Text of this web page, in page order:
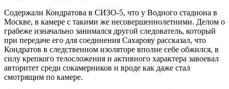
Содержали Кондратова в СИЗО-5, что у Водного стадиона в
Москве, в камере с такими же несовершеннолетними. Делом о
грабеже изначально занимался другой следователь, который
при передаче его для соединения Сахарову рассказал, что
Кондратов в следственном изоляторе вполне себе обжился, в
силу крепкого телосложения и активного характера завоевал
авторитет среди сокамерников и вроде как даже стал
смотрящим по камере.